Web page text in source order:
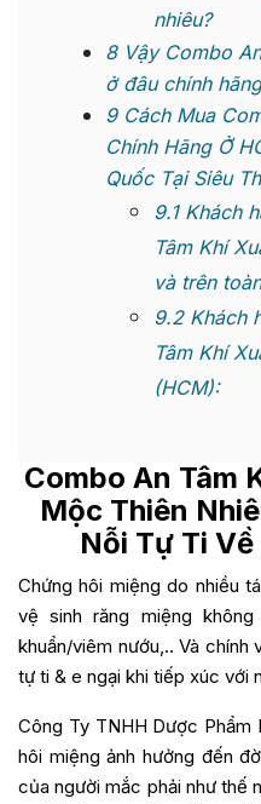
nhiêu?
8Vậy Combo
ở đâu chính
9Cách Mua
Chính Hãng Ở
Quốc Tại Siêu
9.1Khách
Tâm Khí
và trên
9.2Khách
Tâm Khí
(HCM):
Combo An Tâm
Mộc Thiên
Nỗi Tự Ti
Chứng hôi miệng do nhiều
vệ sinh răng miệng
khuẩn/viêm nướu,.. Và chính
tự ti & e ngại khi tiếp xúc với
Công Ty TNHH Dược Phẩm
hôi miệng ảnh hưởng đến
của người mắc phải như thế